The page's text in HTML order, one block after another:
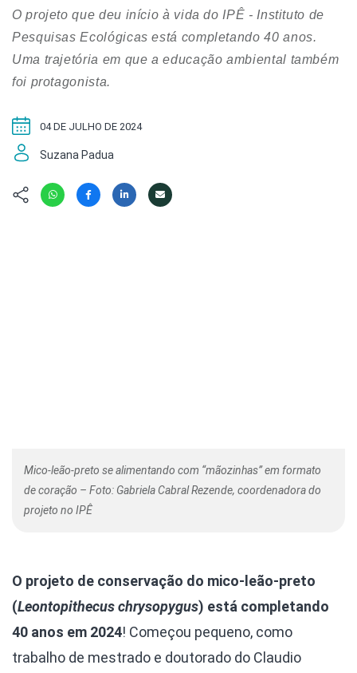
Kit
Na Linha
Livros do
O projeto que deu início à vida do IPÊ - Instituto de
Pesquisas Ecológicas está completando 40 anos.
Uma trajetória em que a educação ambiental também
foi protagonista.
Suzana Padua
04 DE JULHO DE 2024
Mico-leão-preto se alimentando com “mãozinhas” em formato
de coração – Foto: Gabriela Cabral Rezende, coordenadora do
projeto no IPÊ
O projeto de conservação do mico-leão-preto
(Leontopithecus chrysopygus) está completando
40 anos em 2024! Começou pequeno, como
trabalho de mestrado e doutorado do Claudio